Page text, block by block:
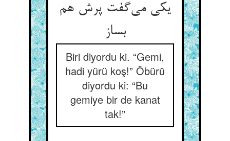
یکی می‌گفت پرش هم
بساز
Biri diyordu ki. “Gemi,
hadi yürü koş!” Öbürü
diyordu ki: “Bu
gemiye bir de kanat
tak!”